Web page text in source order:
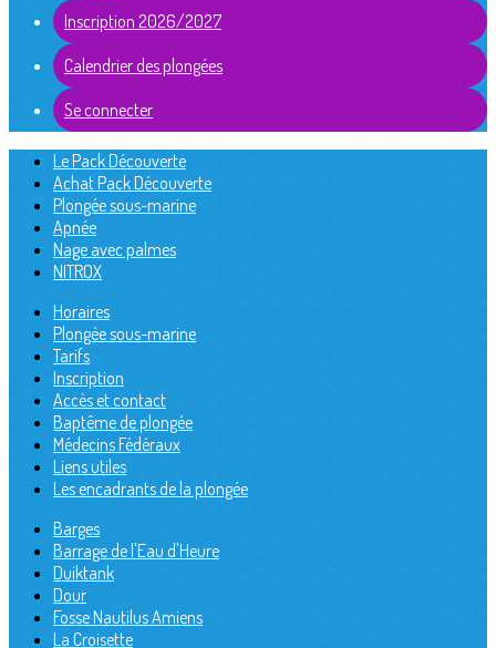
Inscription 2026/2027
Calendrier des plongées
Se connecter
Le Pack Découverte
Achat Pack Découverte
Plongée sous-marine
Apnée
Nage avec palmes
NITROX
Horaires
Plongée sous-marine
Tarifs
Inscription
Accès et contact
Baptême de plongée
Médecins Fédéraux
Liens utiles
Les encadrants de la plongée
Barges
Barrage de l'Eau d'Heure
Duiktank
Dour
Fosse Nautilus Amiens
La Croisette